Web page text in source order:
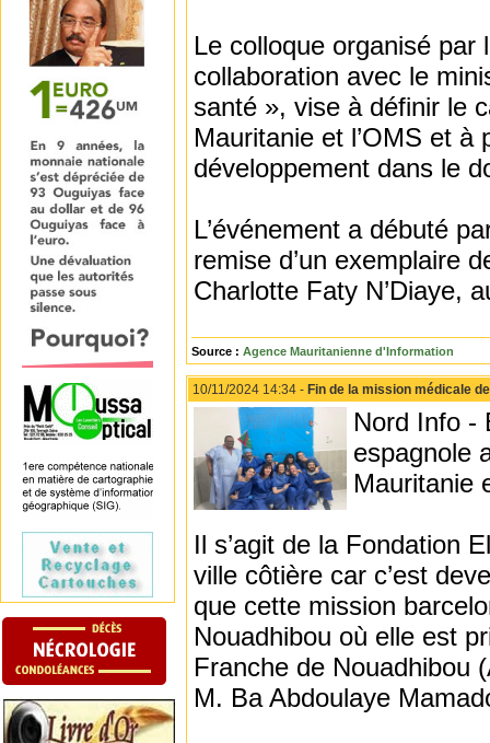
Le colloque organisé par
collaboration avec le
santé », vise à définir le
Mauritanie et l’OMS et
développement dans le
L’événement a débuté
remise d’un exemplaire
Charlotte Faty N’Diaye,
Source : Agence Mauritanienne d'Information
10/11/2024 14:34 - Fin de la mission médicale
Nord Info -
espagnole
Mauritanie
Il s’agit de la Fondation
ville côtière car c’est
que cette mission
Nouadhibou où elle est
Franche de Nouadhibou
M. Ba Abdoulaye